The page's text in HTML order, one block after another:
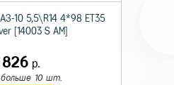
14
10 5,5\R14 4*98 ET35
[14003 S AM]
826р.
10 шт.